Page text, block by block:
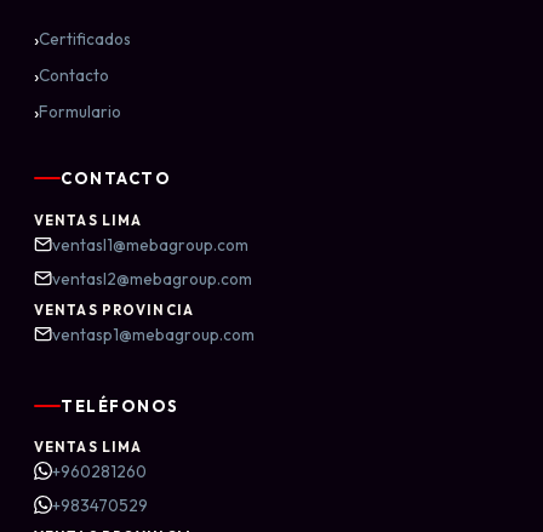
›Certificados
›Contacto
›Formulario
CONTACTO
VENTAS LIMA
ventasl1@mebagroup.com
ventasl2@mebagroup.com
VENTAS PROVINCIA
ventasp1@mebagroup.com
TELÉFONOS
VENTAS LIMA
+960281260
+983470529